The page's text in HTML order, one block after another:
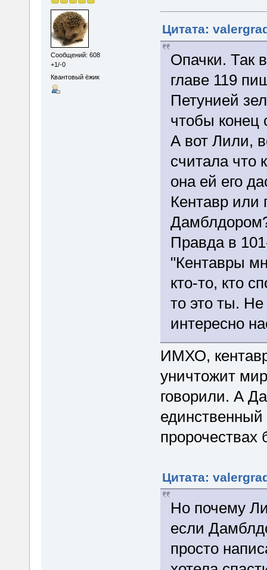
Сообщений: 608
+1/-0
Квантовый ёжик
Цитата:
Опачки. Так
главе 119
Петунией
чтобы конец
А вот Лили,
считала что
она ей его
Кентавр или
Правда в
"Кентавры
кто-то, кто
то это ты.
интересно
ИМХО,
уничтожит
говорили. А
единственный
пророчествах
Цитата:
Но почему
если
просто